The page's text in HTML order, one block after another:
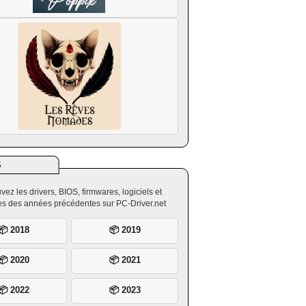
les drivers, BIOS, firmwares, logiciels et
des années précédentes sur PC-Driver.net
2018 📦 2019
2020 📦 2021
2022 📦 2023